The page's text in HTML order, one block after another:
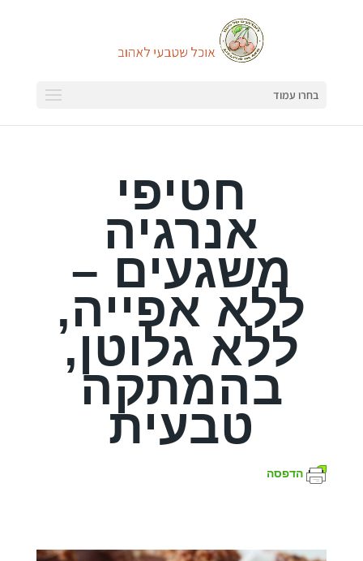
בחרו עמוד
חטיפי
אנרגיה
משגעים –
ללא אפייה,
ללא גלוטן,
בהמתקה
טבעית
הדפסה